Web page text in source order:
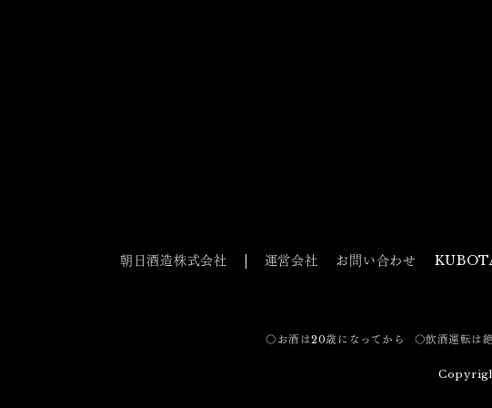
朝日酒造株式会社 運営会社 お問い合わせ
〇お酒は20歳になってから 〇飲酒運転は